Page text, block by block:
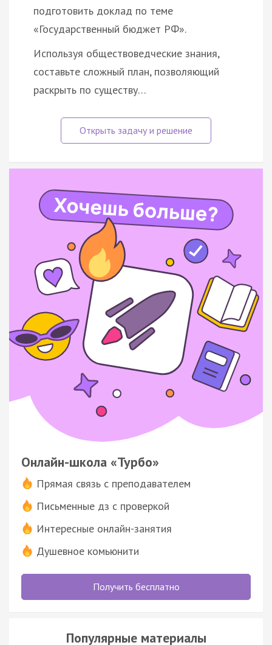
подготовить доклад по теме
«Государственный бюджет РФ».
Используя обществоведческие знания,
составьте сложный план, позволяющий
раскрыть по существу…
Онлайн-школа «Турбо»
Прямая связь с преподавателем
Письменные дз с проверкой
Интересные онлайн-занятия
Душевное комьюнити
Получить бесплатно
Популярные материалы